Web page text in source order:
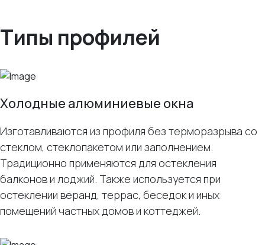
Типы профилей
Холодные алюминиевые окна
Изготавливаются из профиля без терморазрыва со
стеклом, стеклопакетом или заполнением.
Традиционно применяются для остекления
балконов и лоджий. Также используется при
остеклении веранд, террас, беседок и иных
помещений частных домов и коттеджей.